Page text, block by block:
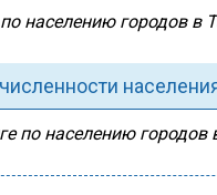
населению городов в
по населению